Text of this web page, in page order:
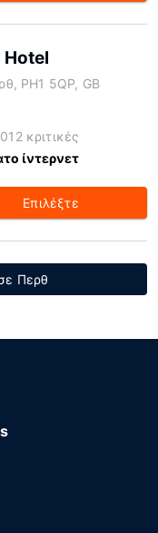
Hotel
PH1 5QP, GB
κριτικές
ίντερνετ
Επιλέξτε
Περθ